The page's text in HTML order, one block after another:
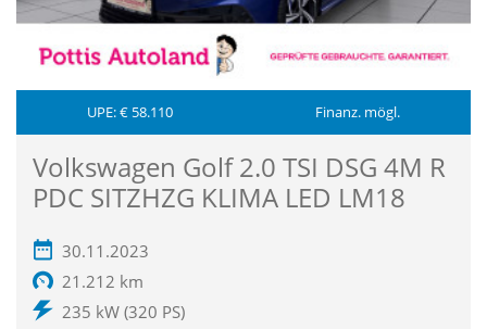
UPE: € 58.110 Finanz. mögl.
Volkswagen Golf 2.0 TSI DSG 4M R
PDC SITZHZG KLIMA LED LM18
30.11.2023
21.212 km
235 kW (320 PS)